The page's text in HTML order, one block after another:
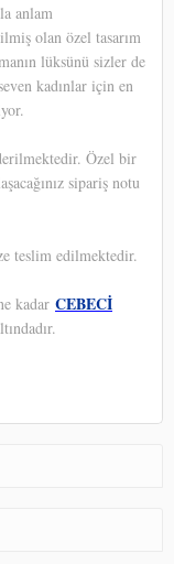
anlam
olan özel tasarım
lüksünü sizler de
kadınlar için en
Özel bir
sipariş notu
teslim edilmektedir.
kadar CEBECİ